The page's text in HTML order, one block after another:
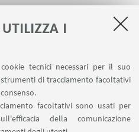
UTILIZZA I
tecnici necessari per il suo
di tracciamento facoltativi
facoltativi sono usati per
della comunicazione
SU: